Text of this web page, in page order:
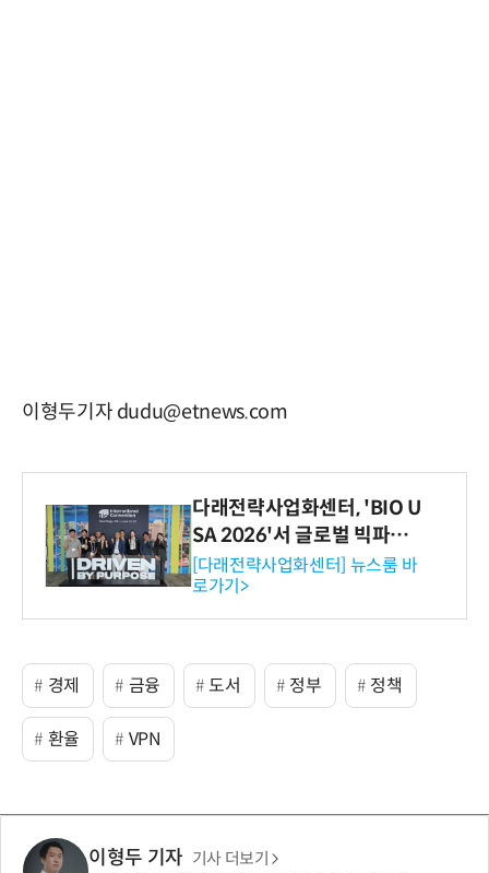
이형두기자 dudu@etnews.com
다래전략사업화센터, 'BIO U
SA 2026'서 글로벌 빅파마
와의 비즈니스 미팅 지원…K
-바이오 해외 진출 교두보 확
보
[다래전략사업화센터] 뉴스룸 바
로가기>
경제 금융 도서 정부 정책
환율 VPN
이형두 기자 기사 더보기